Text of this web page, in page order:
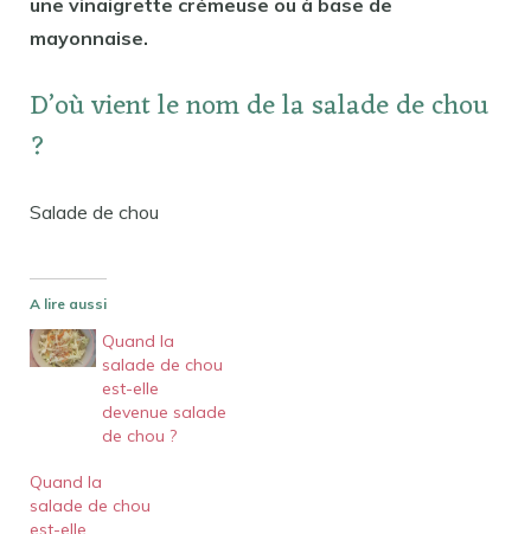
une vinaigrette crémeuse ou à base de
mayonnaise.
D’où vient le nom de la salade de chou
?
Salade de chou
A lire aussi
Quand la
salade de chou
est-elle
devenue salade
de chou ?
Quand la
salade de chou
est-elle